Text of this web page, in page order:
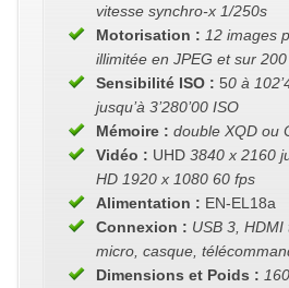
vitesse synchro-x 1/250s
Motorisation : 12 images
illimitée en JPEG et sur
Sensibilité ISO : 50 à
jusqu’à 3’280’00 ISO
Mémoire : double XQD ou
Vidéo : UHD3840 x 2160
HD 1920 x 1080 60 fps
Alimentation : EN-EL18a
Connexion : USB 3, HDMI
micro, casque,
Dimensions et Poids :